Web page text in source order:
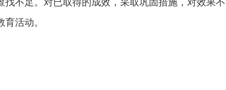
不足。对已取得的成效，采取巩固措施，对效果不
活动。